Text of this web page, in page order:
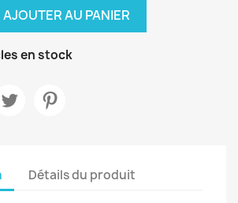
AJOUTER AU PANIER
en stock
Détails du produit